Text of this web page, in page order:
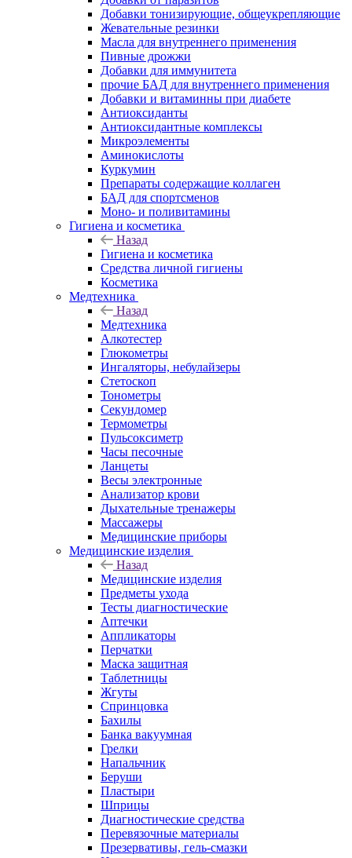
Добавки тонизирующие, общеукрепляющие
Жевательные резинки
Масла для внутреннего применения
Пивные дрожжи
Добавки для иммунитета
прочие БАД для внутреннего применения
Добавки и витаминны при диабете
Антиоксиданты
Антиоксидантные комплексы
Микроэлементы
Аминокислоты
Куркумин
Препараты содержащие коллаген
БАД для спортсменов
Моно- и поливитамины
Гигиена и косметика
Назад
Гигиена и косметика
Средства личной гигиены
Косметика
Медтехника
Назад
Медтехника
Алкотестер
Глюкометры
Ингаляторы, небулайзеры
Стетоскоп
Тонометры
Секундомер
Термометры
Пульсоксиметр
Часы песочные
Ланцеты
Весы электронные
Анализатор крови
Дыхательные тренажеры
Массажеры
Медицинские приборы
Медицинские изделия
Назад
Медицинские изделия
Предметы ухода
Тесты диагностические
Аптечки
Аппликаторы
Перчатки
Маска защитная
Таблетницы
Жгуты
Спринцовка
Бахилы
Банка вакуумная
Грелки
Напальчник
Беруши
Пластыри
Шприцы
Диагностические средства
Перевязочные материалы
Презервативы, гель-смазки